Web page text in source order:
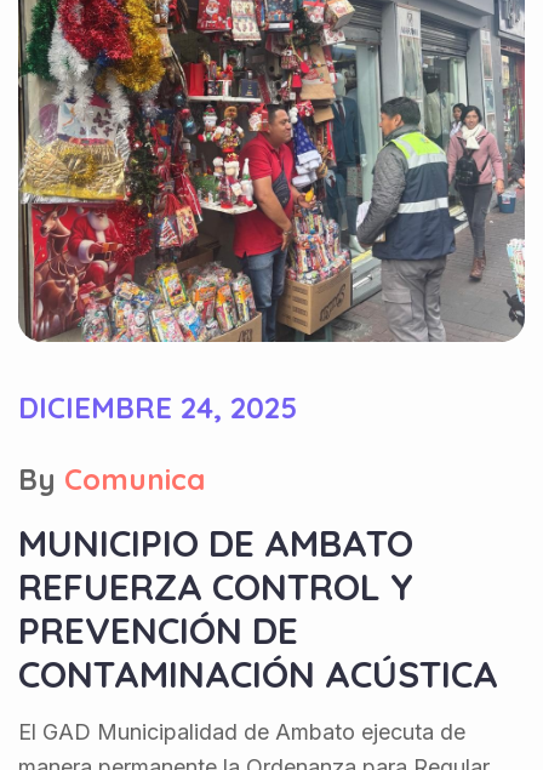
DICIEMBRE 24, 2025
By Comunica
MUNICIPIO DE AMBATO
REFUERZA CONTROL Y
PREVENCIÓN DE
CONTAMINACIÓN ACÚSTICA
El GAD Municipalidad de Ambato ejecuta de